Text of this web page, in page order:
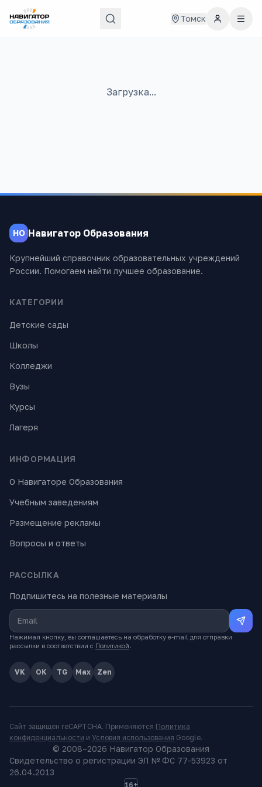
Томск
Загрузка...
НО Навигатор Образования
Крупнейший справочник образовательных учреждений
России. Помогаем найти лучшее образование.
КАТЕГОРИИ
Детские сады
Школы
Колледжи
Вузы
Курсы
Лагеря
ИНФОРМАЦИЯ
О Навигаторе Образования
Учебным заведениям
Размещение рекламы
Вопросы и ответы
РАССЫЛКА
Подпишитесь на полезные материалы
Нажимая кнопку, вы соглашаетесь на обработку e-mail для отправки
рассылки в соответствии с Политикой.
VK OK TG Max Zen
Сайт защищён reCAPTCHA. Применяются Политика
конфиденциальности и Условия использования Google.
© 2008–2026 Навигатор Образования
Свидетельство о регистрации ЭЛ № ФС 77-53923 от
26.04.2013
16+